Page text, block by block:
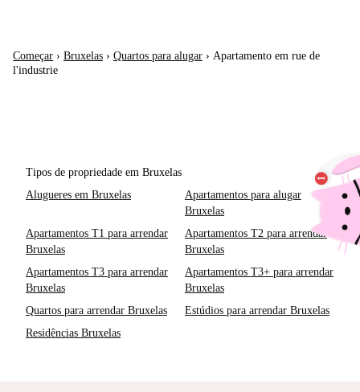
Começar › Bruxelas › Quartos para alugar › Apartamento em rue de
l'industrie
Tipos de propriedade em Bruxelas
Alugueres em Bruxelas
Apartamentos para alugar
Bruxelas
Apartamentos T1 para arrendar
Bruxelas
Apartamentos T2 para arrendar
Bruxelas
Apartamentos T3 para arrendar
Bruxelas
Apartamentos T3+ para arrendar
Bruxelas
Quartos para arrendar Bruxelas
Estúdios para arrendar Bruxelas
Residências Bruxelas